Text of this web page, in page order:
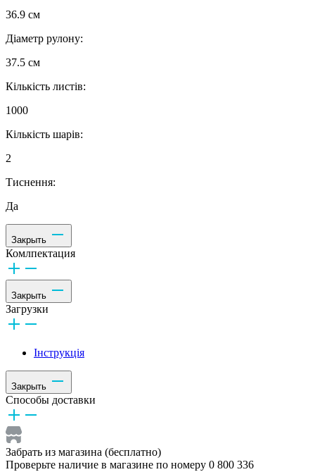
36.9 см
Діаметр рулону:
37.5 см
Кількість листів:
1000
Кількість шарів:
2
Тиснення:
Да
Закрыть
Комлпектация
Закрыть
Загрузки
Інструкція
Закрыть
Способы доставки
Забрать из магазина (бесплатно)
Проверьте наличие в магазине по номеру 0 800 336